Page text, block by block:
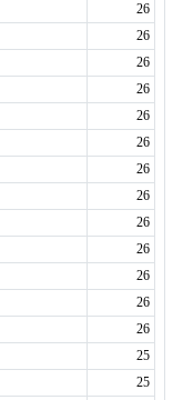
26
26
26
26
26
26
26
26
26
26
26
26
26
25
25